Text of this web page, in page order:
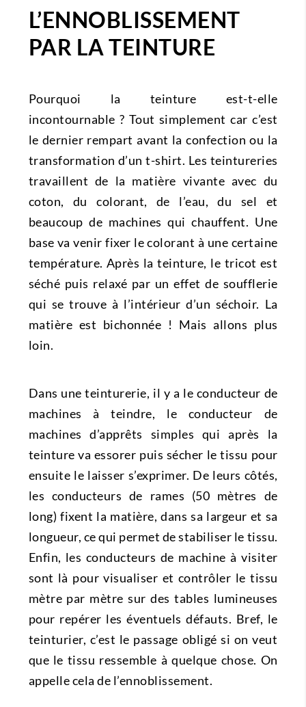
L’ENNOBLISSEMENT
PAR LA TEINTURE
Pourquoi la teinture est-t-elle
incontournable ? Tout simplement car c’est
le dernier rempart avant la confection ou la
transformation d’un t-shirt. Les teintureries
travaillent de la matière vivante avec du
coton, du colorant, de l’eau, du sel et
beaucoup de machines qui chauffent. Une
base va venir fixer le colorant à une certaine
température. Après la teinture, le tricot est
séché puis relaxé par un effet de soufflerie
qui se trouve à l’intérieur d’un séchoir. La
matière est bichonnée ! Mais allons plus
loin.
Dans une teinturerie, il y a le conducteur de
machines à teindre, le conducteur de
machines d’apprêts simples qui après la
teinture va essorer puis sécher le tissu pour
ensuite le laisser s’exprimer. De leurs côtés,
les conducteurs de rames (50 mètres de
long) fixent la matière, dans sa largeur et sa
longueur, ce qui permet de stabiliser le tissu.
Enfin, les conducteurs de machine à visiter
sont là pour visualiser et contrôler le tissu
mètre par mètre sur des tables lumineuses
pour repérer les éventuels défauts. Bref, le
teinturier, c’est le passage obligé si on veut
que le tissu ressemble à quelque chose. On
appelle cela de l’ennoblissement.